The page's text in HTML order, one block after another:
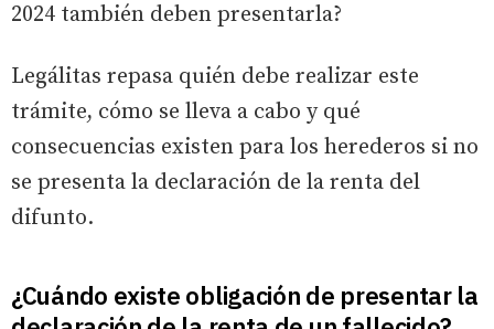
2024 también deben presentarla?
Legálitas repasa quién debe realizar este
trámite, cómo se lleva a cabo y qué
consecuencias existen para los herederos si no
se presenta la declaración de la renta del
difunto.
¿Cuándo existe obligación de presentar la